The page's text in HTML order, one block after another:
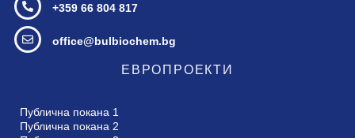
+359 66 804 817
office@bulbiochem.bg
ЕВРОПРОЕКТИ
Публична покана 1
Публична покана 2